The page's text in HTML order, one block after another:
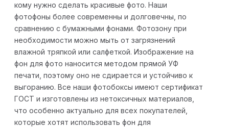
кому нужно сделать красивые фото. Наши
фотофоны более современны и долговечны, по
сравнению с бумажными фонами. Фотозону при
необходимости можно мыть от загрязнений
влажной тряпкой или салфеткой. Изображение на
фон для фото наносится методом прямой УФ
печати, поэтому оно не сдирается и устойчиво к
выгоранию. Все наши фотобоксы имеют сертификат
ГОСТ и изготовлены из нетоксичных материалов,
что особенно актуально для всех покупателей,
которые хотят использовать фон для